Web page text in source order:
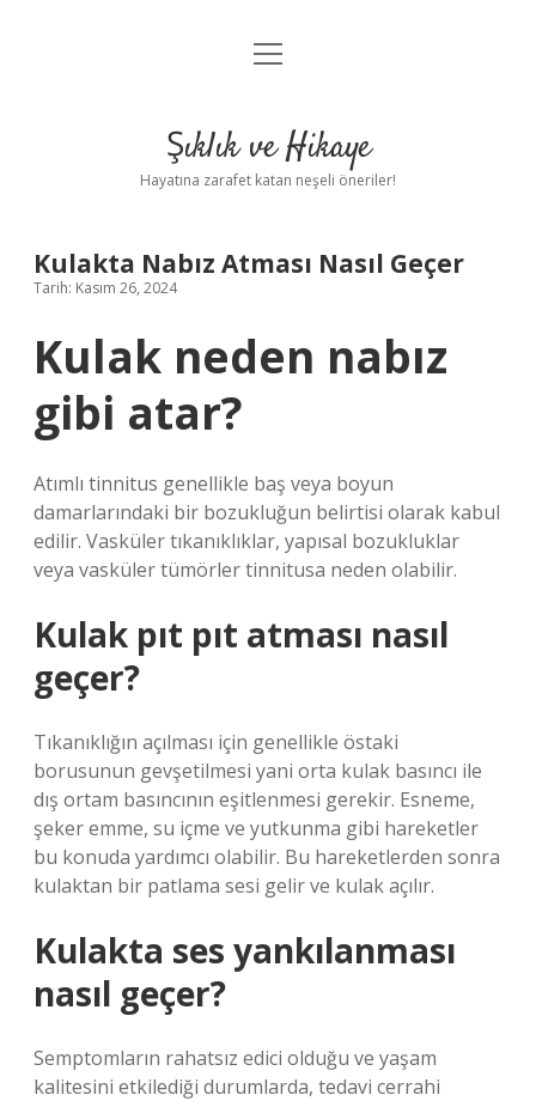
Anasayfa
Yasal Uyarı
menüyü
Şıklık ve Hikaye
Hayatına zarafet katan neşeli öneriler!
Kulakta Nabız Atması Nasıl Geçer
Tarih: Kasım 26, 2024
Kulak neden nabız
gibi atar?
Atımlı tinnitus genellikle baş veya boyun
damarlarındaki bir bozukluğun belirtisi olarak kabul
edilir. Vasküler tıkanıklıklar, yapısal bozukluklar
veya vasküler tümörler tinnitusa neden olabilir.
Kulak pıt pıt atması nasıl
geçer?
Tıkanıklığın açılması için genellikle östaki
borusunun gevşetilmesi yani orta kulak basıncı ile
dış ortam basıncının eşitlenmesi gerekir. Esneme,
şeker emme, su içme ve yutkunma gibi hareketler
bu konuda yardımcı olabilir. Bu hareketlerden sonra
kulaktan bir patlama sesi gelir ve kulak açılır.
Kulakta ses yankılanması
nasıl geçer?
Semptomların rahatsız edici olduğu ve yaşam
kalitesini etkilediği durumlarda, tedavi cerrahi